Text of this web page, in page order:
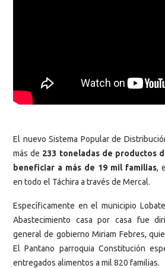
El nuevo Sistema Popular de
más de 233 toneladas de productos
beneficiar a más de 19 mil familias,
en todo el Táchira a través de Mercal.
Específicamente en el municipio
Abastecimiento casa por casa fue
general de gobierno Miriam Febres,
El Pantano parroquia Constitución
entregados alimentos a mil 820 familias.